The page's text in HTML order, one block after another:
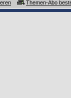
Themen-Abo